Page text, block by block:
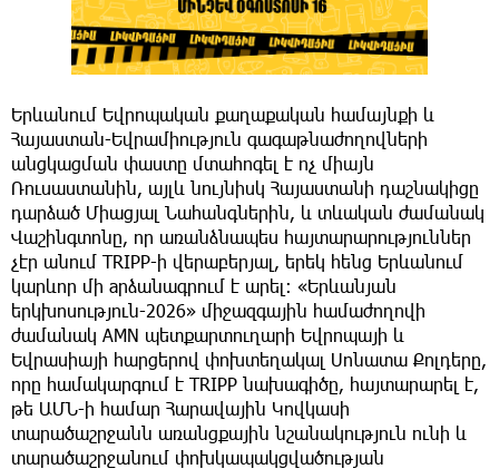
Երևանում Եվրոպական քաղաքական համայնքի և
Հայաստան-Եվրամիություն գագաթնաժողովների
անցկացման փաստը մտահոգել է ոչ միայն
Ռուսաստանին, այլև նույնիսկ Հայաստանի դաշնակիցը
դարձած Միացյալ Նահանգներին, և տևական ժամանակ
Վաշինգտոնը, որ առանձնապես հայտարարություններ
չէր անում TRIPP-ի վերաբերյալ, երեկ հենց Երևանում
կարևոր մի aրձանագրում է արել: «Երևանյան
երկխոսություն-2026» միջազգային համաժողովի
ժամանակ AMN պետքարտուղարի Եվրոպայի և
Եվրասիայի հարցերով փոխտեղակալ Սոնատա Քոլդերը,
որը համակարգում է TRIPP նախագիծը, հայտարարել է,
թե ԱՄՆ-ի համար Հարավային Կովկասի
տարածաշրջանն առանցքային նշանակություն ունի և
տարածաշրջանում փոխկապակցվածության